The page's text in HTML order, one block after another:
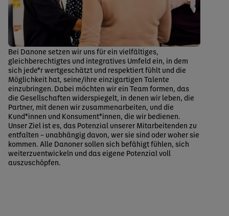
Bei Danone setzen wir uns für ein vielfältiges,
gleichberechtigtes und integratives Umfeld ein, in dem
sich jede*r wertgeschätzt und respektiert fühlt und die
Möglichkeit hat, seine/ihre einzigartigen Talente
einzubringen. Dabei möchten wir ein Team formen, das
die Gesellschaften widerspiegelt, in denen wir leben, die
Partner, mit denen wir zusammenarbeiten, und die
Kund*innen und Konsument*innen, die wir bedienen.
Unser Ziel ist es, das Potenzial unserer Mitarbeitenden zu
entfalten – unabhängig davon, wer sie sind oder woher sie
kommen. Alle Danoner sollen sich befähigt fühlen, sich
weiterzuentwickeln und das eigene Potenzial voll
auszuschöpfen.